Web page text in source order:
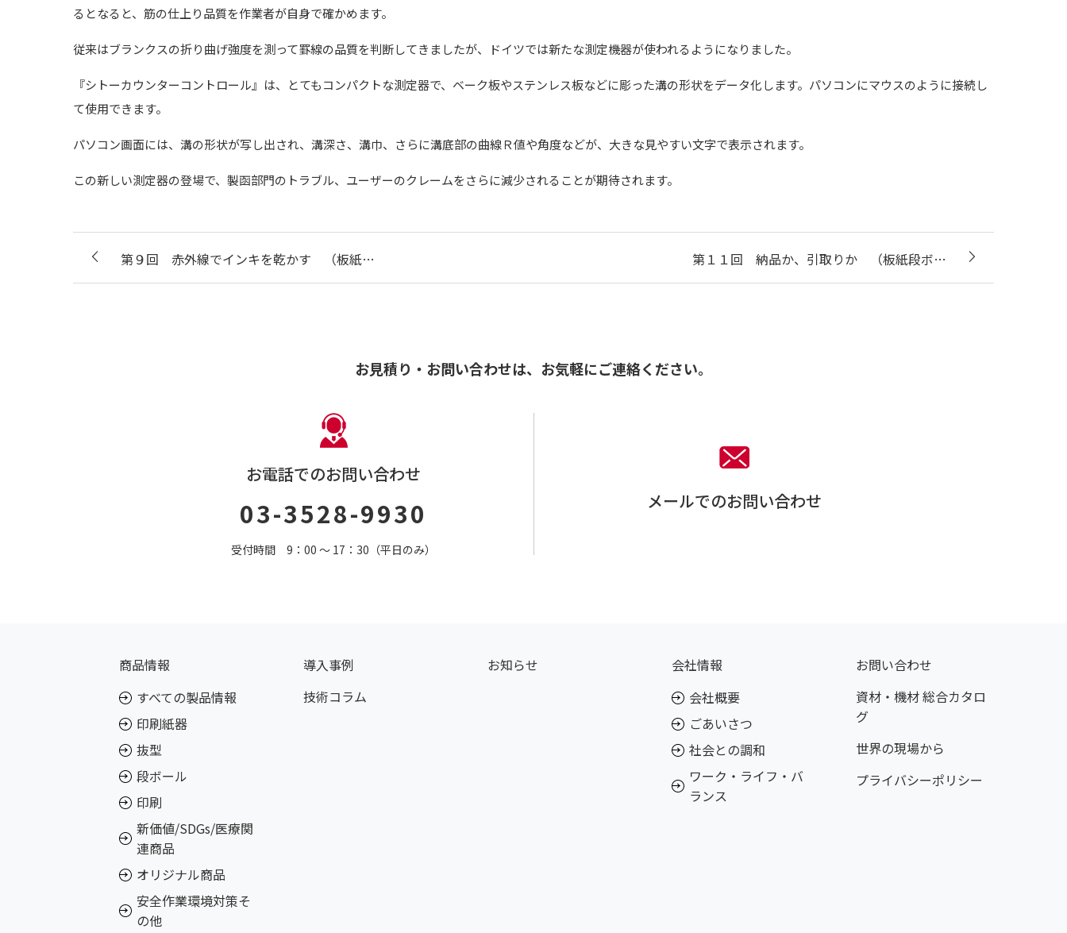
るとなると、筋の仕上り品質を作業者が自身で確かめます。
従来はブランクスの折り曲げ強度を測って罫線の品質を判断してきましたが、ドイツでは新たな測定機器が使われるようになりました。
『シトーカウンターコントロール』は、とてもコンパクトな測定器で、ベーク板やステンレス板などに彫った溝の形状をデータ化します。パソコンにマウスのように接続し
て使用できます。
パソコン画面には、溝の形状が写し出され、溝深さ、溝巾、さらに溝底部の曲線Ｒ値や角度などが、大きな見やすい文字で表示されます。
この新しい測定器の登場で、製函部門のトラブル、ユーザーのクレームをさらに減少されることが期待されます。
第９回 赤外線でインキを乾かす （板紙… 第１１回 納品か、引取りか （板紙段ボ…
お見積り・お問い合わせは、 お気軽にご連絡ください。
お電話でのお問い合わせ
03-3528-9930
受付時間 9：00 〜 17：30（平日のみ）
メールでのお問い合わせ
商品情報
すべての製品情報
印刷紙器
抜型
段ボール
印刷
新価値/SDGs/医療関
連商品
オリジナル商品
安全作業環境対策そ
の他
導入事例
技術コラム
お知らせ
会社情報
会社概要
ごあいさつ
社会との調和
ワーク・ライフ・バ
ランス
お問い合わせ
資材・機材 総合カタロ
グ
世界の現場から
プライバシーポリシー